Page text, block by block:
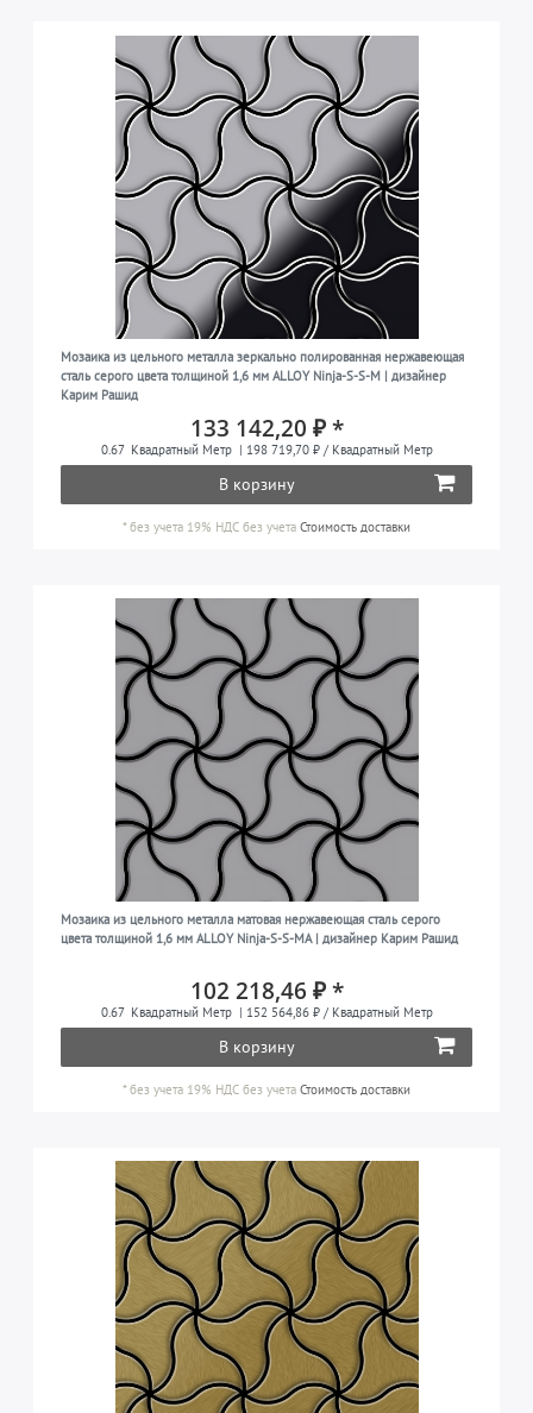
Мозаика из цельного металла зеркально полированная нержавеющая
сталь серого цвета толщиной 1,6 мм ALLOY Ninja-S-S-M | дизайнер
Карим Рашид
133 142,20 ₽ *
0.67 Квадратный Метр | 198 719,70 ₽ / Квадратный Метр
В корзину
*без учета 19% НДС без учета Стоимость доставки
Мозаика из цельного металла матовая нержавеющая сталь серого
цвета толщиной 1,6 мм ALLOY Ninja-S-S-MA | дизайнер Карим Рашид
102 218,46 ₽ *
0.67 Квадратный Метр | 152 564,86 ₽ / Квадратный Метр
В корзину
*без учета 19% НДС без учета Стоимость доставки